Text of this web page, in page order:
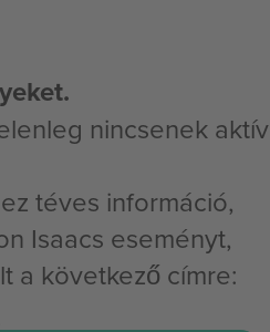
nincsenek aktív
téves információ,
Isaacs eseményt,
a következő címre: